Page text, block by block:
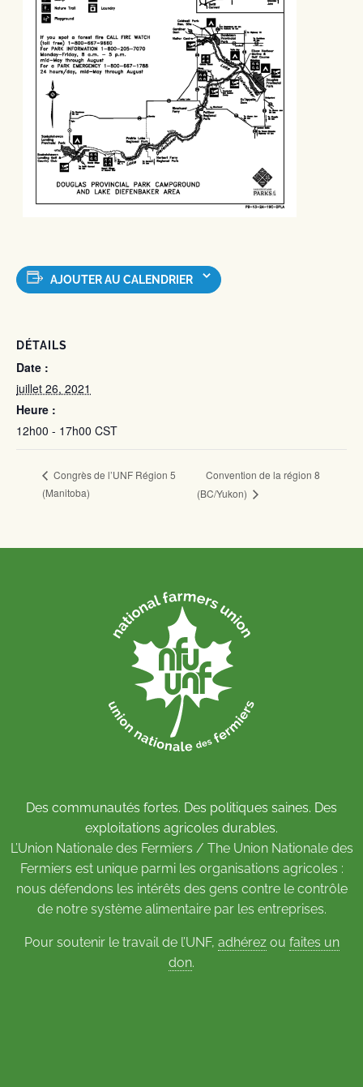
AJOUTER AU CALENDRIER
DÉTAILS
Date :
juillet 26, 2021
Heure :
12h00 - 17h00 CST
Congrès de l’UNF Région 5
(Manitoba)
Convention de la région 8
(BC/Yukon)
Des communautés fortes. Des politiques saines. Des
exploitations agricoles durables.
L’Union Nationale des Fermiers / The Union Nationale des
Fermiers est unique parmi les organisations agricoles :
nous défendons les intérêts des gens contre le contrôle
de notre système alimentaire par les entreprises.
Pour soutenir le travail de l’UNF, adhérezou faites un
don.